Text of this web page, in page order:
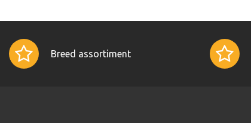
Breed assortiment